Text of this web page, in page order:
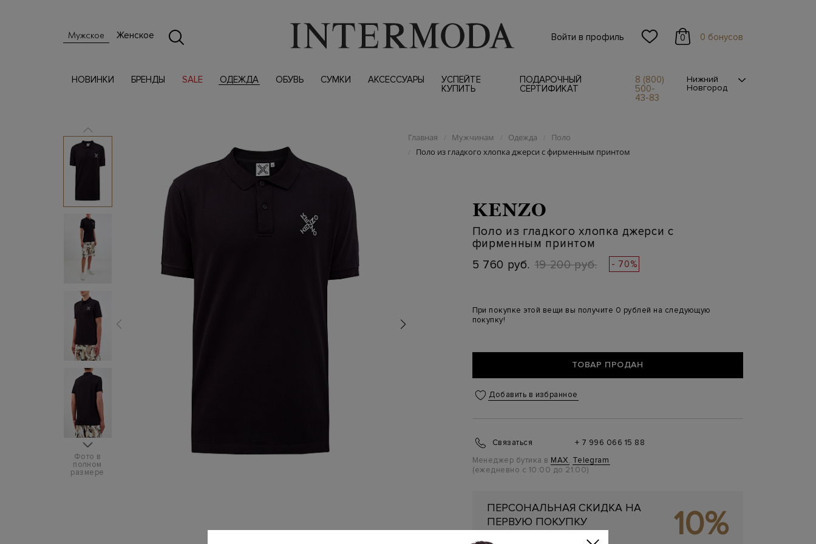
Мужское Женское Войти в профиль 0 0 бонусов
НОВИНКИ БРЕНДЫ SALE ОДЕЖДА ОБУВЬ СУМКИ АКСЕССУАРЫ
УСПЕЙТЕ
КУПИТЬ
ПОДАРОЧНЫЙ
СЕРТИФИКАТ
8 (800)
500-
43-83
Нижний
Новгород
Фото в
полном
размере
Главная / Мужчинам / Одежда / Поло
/ Поло из гладкого хлопка джерси с фирменным принтом
KENZO
Поло из гладкого хлопка джерси с
фирменным принтом
5 760 руб. 19 200 руб. - 70%
При покупке этой вещи вы получите 0 рублей на следующую
покупку!
ТОВАР ПРОДАН
Добавить в избранное
Связаться
+ 7 996 066 15 88
Менеджер бутика в MAX, Telegram
(ежедневно с 10:00 до 21:00)
ПЕРСОНАЛЬНАЯ СКИДКА НА
ПЕРВУЮ ПОКУПКУ
Подробнее 10%